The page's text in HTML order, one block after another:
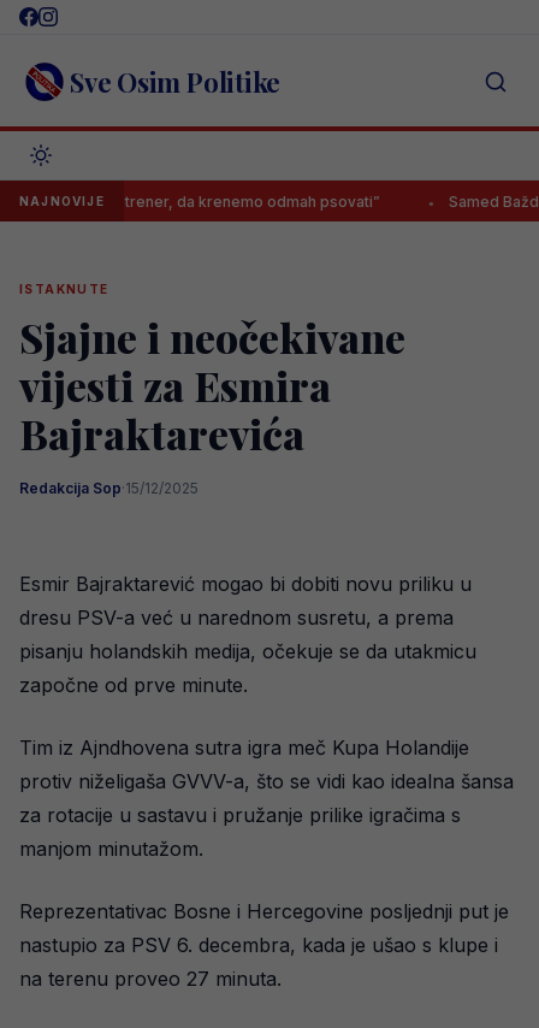
Skip
content Sve Osim Politike
NAJNOVIJE
zove trener, da krenemo odmah psovati” Samed Baždar
ISTAKNUTE
Sjajne i neočekivane
vijesti za Esmira
Bajraktarevića
Redakcija Sop·15/12/2025
Esmir Bajraktarević mogao bi dobiti novu priliku u
dresu PSV-a već u narednom susretu, a prema
pisanju holandskih medija, očekuje se da utakmicu
započne od prve minute.
Tim iz Ajndhovena sutra igra meč Kupa Holandije
protiv niželigaša GVVV-a, što se vidi kao idealna šansa
za rotacije u sastavu i pružanje prilike igračima s
manjom minutažom.
Reprezentativac Bosne i Hercegovine posljednji put je
nastupio za PSV 6. decembra, kada je ušao s klupe i
na terenu proveo 27 minuta.